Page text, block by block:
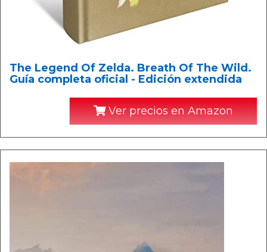
The Legend Of Zelda. Breath Of The Wild.
Guía completa oficial - Edición extendida
Ver precios en Amazon